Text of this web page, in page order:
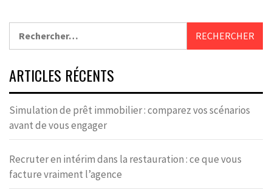
ARTICLES RÉCENTS
Simulation de prêt immobilier : comparez vos scénarios
avant de vous engager
Recruter en intérim dans la restauration : ce que vous
facture vraiment l’agence